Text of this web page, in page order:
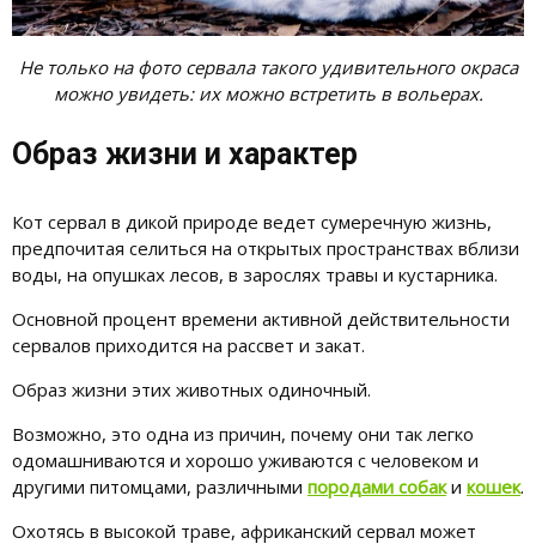
Не только на фото сервала такого удивительного окраса
можно увидеть: их можно встретить в вольерах.
Образ жизни и характер
Кот сервал в дикой природе ведет сумеречную жизнь,
предпочитая селиться на открытых пространствах вблизи
воды, на опушках лесов, в зарослях травы и кустарника.
Основной процент времени активной действительности
сервалов приходится на рассвет и закат.
Образ жизни этих животных одиночный.
Возможно, это одна из причин, почему они так легко
одомашниваются и хорошо уживаются с человеком и
другими питомцами, различными породами собаки кошек.
Охотясь в высокой траве, африканский сервал может